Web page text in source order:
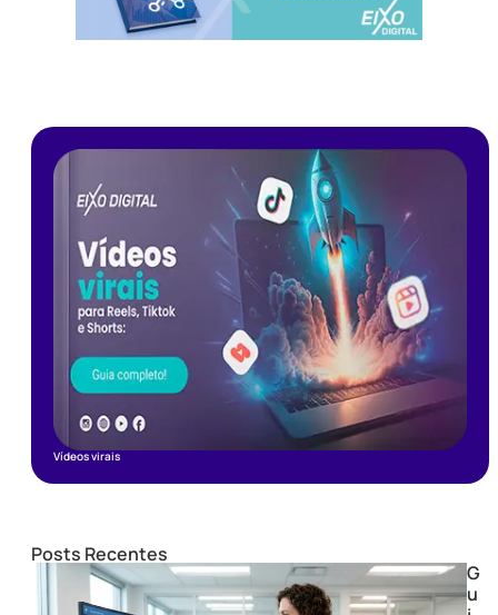
Vídeos virais
Posts Recentes
G
u